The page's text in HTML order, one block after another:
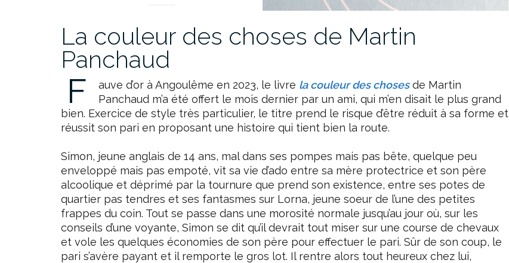
La couleur des choses de Martin
Panchaud
F auve d’or à Angoulême en 2023, le livre la couleur des choses de Martin
Panchaud m’a été offert le mois dernier par un ami, qui m’en disait le plus grand
bien. Exercice de style très particulier, le titre prend le risque d’être réduit à sa forme et
réussit son pari en proposant une histoire qui tient bien la route.
Simon, jeune anglais de 14 ans, mal dans ses pompes mais pas bête, quelque peu
enveloppé mais pas empoté, vit sa vie d’ado entre sa mère protectrice et son père
alcoolique et déprimé par la tournure que prend son existence, entre ses potes de
quartier pas tendres et ses fantasmes sur Lorna, jeune soeur de l’une des petites
frappes du coin. Tout se passe dans une morosité normale jusqu’au jour où, sur les
conseils d’une voyante, Simon se dit qu’il devrait tout miser sur une course de chevaux
et vole les quelques économies de son père pour effectuer le pari. Sûr de son coup, le
pari s’avère payant et il remporte le gros lot. Il rentre alors tout heureux chez lui,